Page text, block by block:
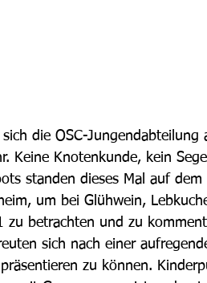
die OSC-Jungendabteilung
Keine Knotenkunde, kein
standen dieses Mal auf dem
um bei Glühwein,
zu betrachten und zu
sich nach einer
zu können.